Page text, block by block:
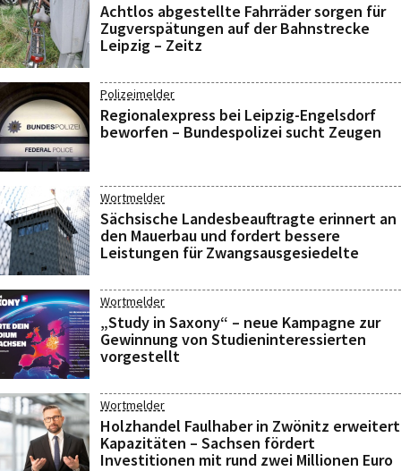
Achtlos abgestellte Fahrräder sorgen für
Zugverspätungen auf der Bahnstrecke
Leipzig – Zeitz
Polizeimelder
Regionalexpress bei Leipzig-Engelsdorf
beworfen – Bundespolizei sucht Zeugen
Wortmelder
Sächsische Landesbeauftragte erinnert an
den Mauerbau und fordert bessere
Leistungen für Zwangsausgesiedelte
Wortmelder
„Study in Saxony“ – neue Kampagne zur
Gewinnung von Studieninteressierten
vorgestellt
Wortmelder
Holzhandel Faulhaber in Zwönitz erweitert
Kapazitäten – Sachsen fördert
Investitionen mit rund zwei Millionen Euro